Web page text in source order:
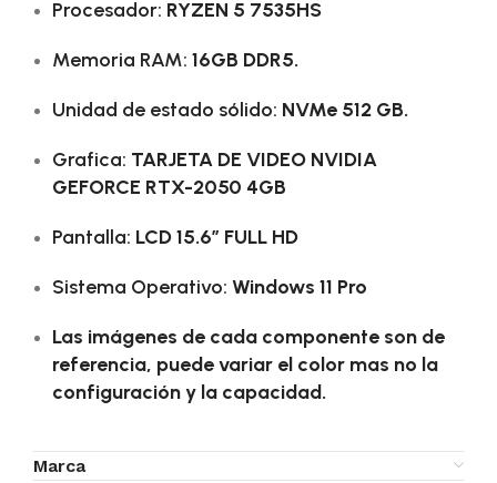
Procesador: RYZEN 5 7535HS
Memoria RAM: 16GB DDR5.
Unidad de estado sólido: NVMe 512 GB.
Grafica: TARJETA DE VIDEO NVIDIA
GEFORCE RTX-2050 4GB
Pantalla: LCD 15.6″ FULL HD
Sistema Operativo: Windows 11 Pro
Las imágenes de cada componente son de
referencia, puede variar el color mas no la
configuración y la capacidad.
Marca